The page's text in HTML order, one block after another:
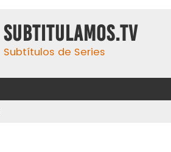
subtitulamos.tv
Subtítulos de Series